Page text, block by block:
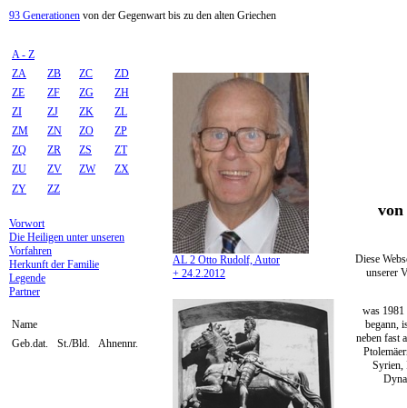
93 Generationen von der Gegenwart bis zu den alten Griechen
A - Z
ZA
ZB ZC
ZD
ZE
ZF ZG
ZH
ZI
ZJ ZK
ZL
ZM
ZN ZO
ZP
ZQ
ZR ZS
ZT
ZU
ZV ZW
ZX
ZY
ZZ
Vorwort
Die Heiligen unter unseren
Vorfahren
Herkunft der Familie
Legende
Partner
Name
Geb.dat.
St./Bld. Ahnennr.
AL 2 Otto Rudolf, Autor
+ 24.2.2012
von
Diese
unserer
was 1981
begann,
neben fast
Syrien,